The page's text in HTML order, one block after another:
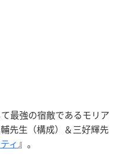
最強の宿敵であるモリア
先生（構成）＆三好輝先
ィ』。